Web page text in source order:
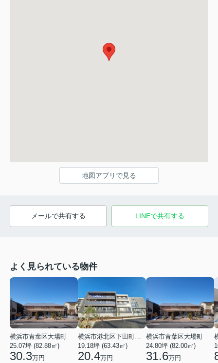
地図アプリで見る
メールで共有する LINEで共有する
よく見られている物件
横浜市青葉区大場町
25.07坪 (82.88㎡)
30.3万円
19.18坪 (63.43㎡)
20.4万円
横浜市青葉区大場町
24.80坪 (82.00㎡)
31.6万円